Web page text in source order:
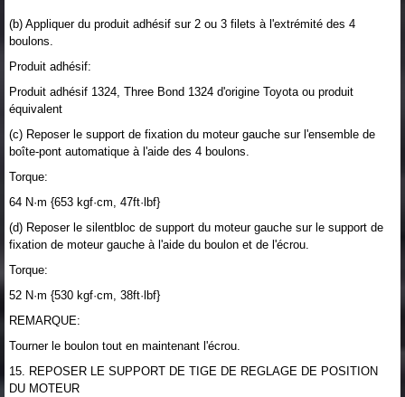
(b) Appliquer du produit adhésif sur 2 ou 3 filets à l'extrémité des 4
boulons.
Produit adhésif:
Produit adhésif 1324, Three Bond 1324 d'origine Toyota ou produit
équivalent
(c) Reposer le support de fixation du moteur gauche sur l'ensemble de
boîte-pont automatique à l'aide des 4 boulons.
Torque:
64 N·m {653 kgf·cm, 47ft·lbf}
(d) Reposer le silentbloc de support du moteur gauche sur le support de
fixation de moteur gauche à l'aide du boulon et de l'écrou.
Torque:
52 N·m {530 kgf·cm, 38ft·lbf}
REMARQUE:
Tourner le boulon tout en maintenant l'écrou.
15. REPOSER LE SUPPORT DE TIGE DE REGLAGE DE POSITION
DU MOTEUR